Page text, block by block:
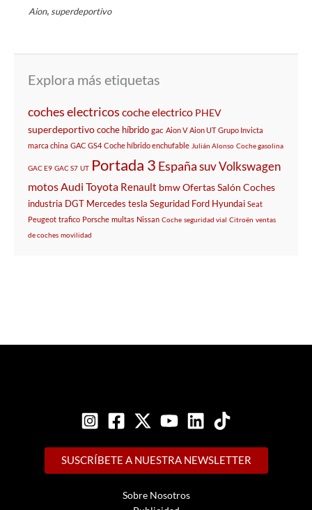
Aion, superdeportivo
Explora más etiquetas
coches electricos coche electrico PHEV
superdeportivo coche híbrido gac Aion V Aion UT Grupo Invicta
marca china GAC GS4 Coche híbrido enchufable Julián Alonso Coche gasolina
GAC E9 GAC S7 UT Portada 3 EspañasuvVolkswagen
motosAudi Toyota Renault bmwOfertasSalón Coches
industria DGT Mercedes tesla Seguridad Ford Hyundai Seat
Peugeot trafico Porsche multas Nissan Coche seguridad vial Citroën ventas
de coches movilidad
SUSCRÍBETE A NUESTRA NEWSLETTER
Sobre Nosotros